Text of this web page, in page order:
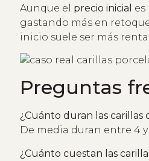
Aunque el precio inicial
gastando más en
inicio suele ser más
Preguntas
¿Cuánto duran las carillas
De media duran entre 4
¿Cuánto cuestan las